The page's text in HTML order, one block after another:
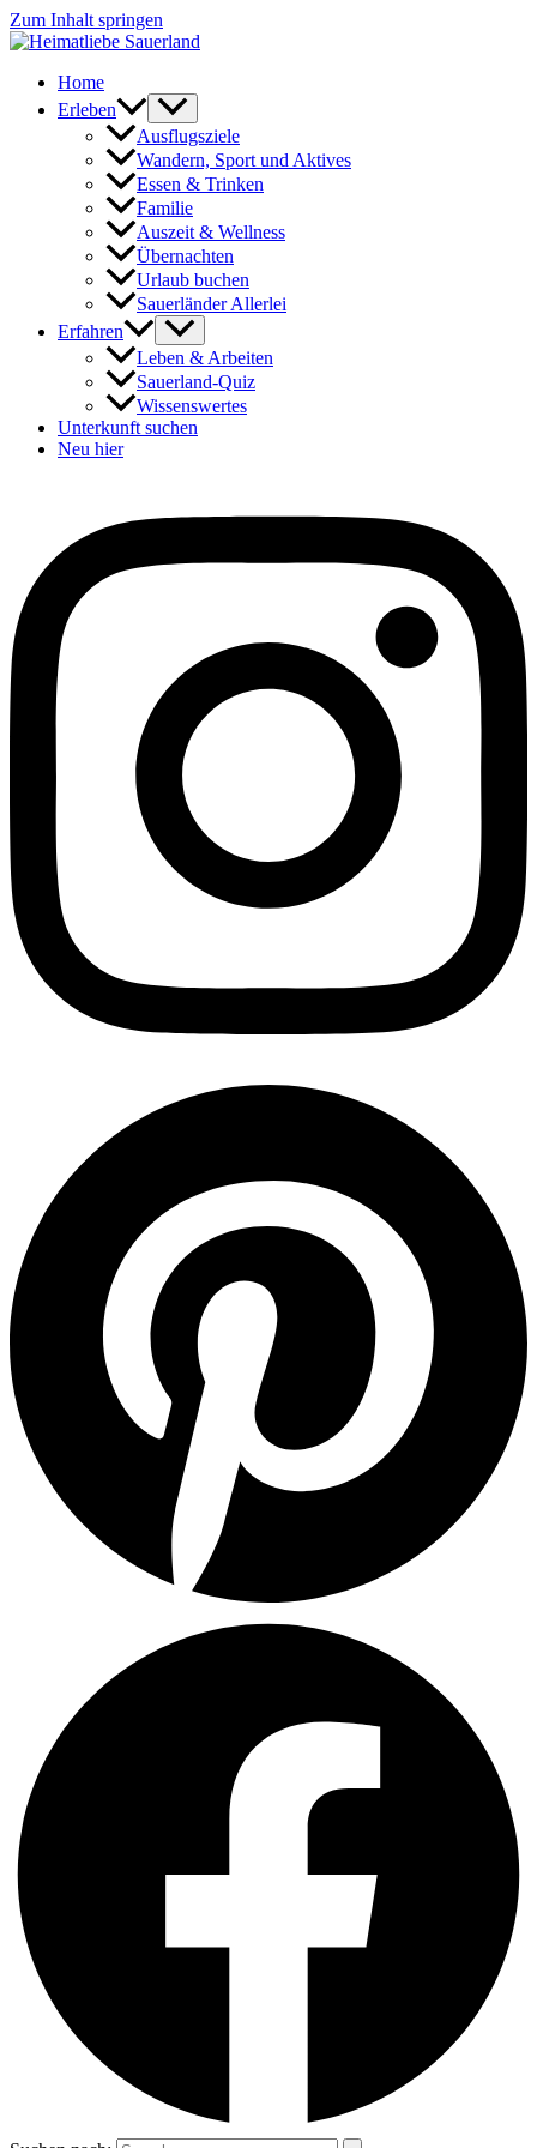
Zum Inhalt springen
Home
Erleben
Ausflugsziele
Wandern, Sport und Aktives
Essen & Trinken
Familie
Auszeit & Wellness
Übernachten
Urlaub buchen
Sauerländer Allerlei
Erfahren
Leben & Arbeiten
Sauerland-Quiz
Wissenswertes
Unterkunft suchen
Neu hier